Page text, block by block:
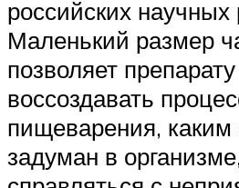
российских научных
Маленький размер
позволяет
воссоздавать
пищеварения,
задуман в